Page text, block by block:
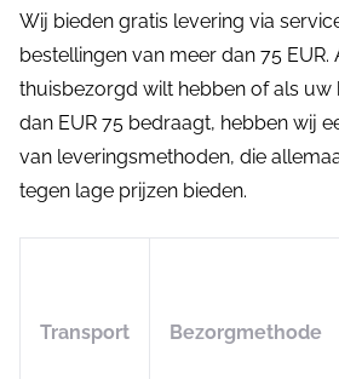
Wij bieden gratis levering via
bestellingen van meer dan 75 EUR.
thuisbezorgd wilt hebben of als uw
dan EUR 75 bedraagt, hebben wij
van leveringsmethoden, die
tegen lage prijzen bieden.
Transport Bezorgmethode